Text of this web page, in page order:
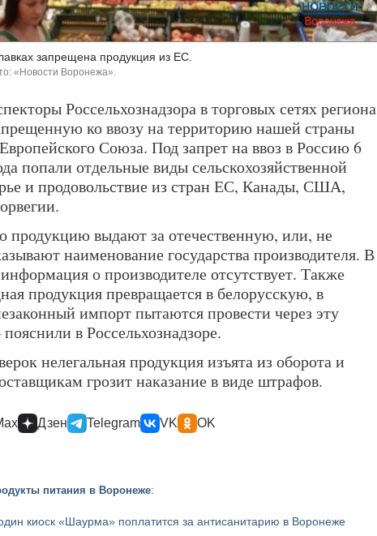
запрещена продукция из ЕС.
«Новости Воронежа».
Россельхознадзора в торговых сетях региона
ко ввозу на территорию нашей страны
Союза. Под запрет на ввоз в Россию 6
попали отдельные виды сельскохозяйственной
и продовольствие из стран ЕС, Канады, США,
продукцию выдают за отечественную, или, не
наименование государства производителя. В
о производителе отсутствует. Также
продукция превращается в белорусскую, в
импорт пытаются провести через эту
в Россельхознадзоре.
нелегальная продукция изъята из оборота и
грозит наказание в виде штрафов.
Дзен Telegram VK OK
питания в Воронеже:
киоск «Шаурма» поплатится за антисанитарию в Воронеже